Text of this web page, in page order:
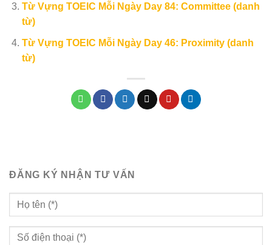
Từ Vựng TOEIC Mỗi Ngày Day 84: Committee (danh
từ)
Từ Vựng TOEIC Mỗi Ngày Day 46: Proximity (danh
từ)
ĐĂNG KÝ NHẬN TƯ VẤN